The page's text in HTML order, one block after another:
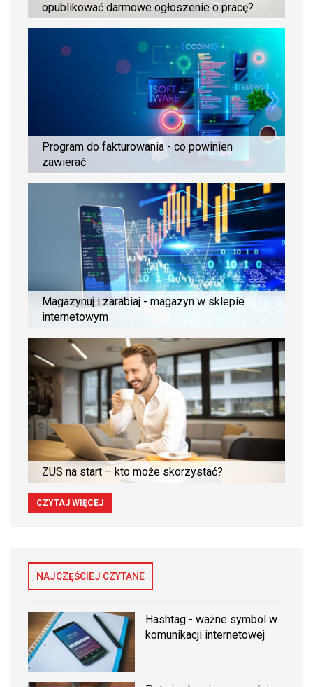
opublikować darmowe ogłoszenie o pracę?
Program do fakturowania - co powinien
zawierać
Magazynuj i zarabiaj - magazyn w sklepie
internetowym
ZUS na start – kto może skorzystać?
CZYTAJ WIĘCEJ
NAJCZĘŚCIEJ CZYTANE
Hashtag - ważne symbol w
komunikacji internetowej